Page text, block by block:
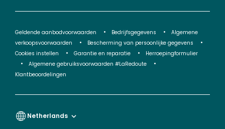
Geldende aanbodvoorwaarden Bedrijfsgegevens
Algemene
verkoopsvoorwaarden
Bescherming van persoonlijke gegevens
Cookies instellen
Garantie en reparatie
Herroepingformulier
Algemene gebruiksvoorwaarden #LaRedoute
Klantbeoordelingen
Netherlands